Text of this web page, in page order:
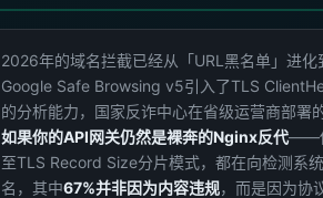
2026年的域名拦截已经从「URL黑名单」进
Google Safe Browsing v5引入了TLS
的分析能力，国家反诈中心在省级运营商部署
如果你的API网关仍然是裸奔的Nginx反代——
至TLS Record Size分片模式，都在向检测系
名，其中67%并非因为内容违规，而是因为协